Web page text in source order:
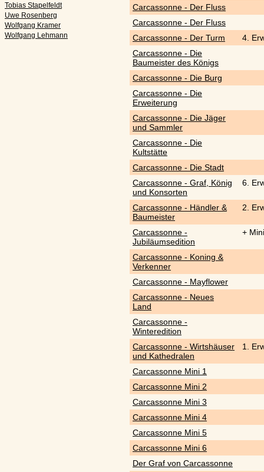
Tobias Stapelfeldt
Uwe Rosenberg
Wolfgang Kramer
Wolfgang Lehmann
Carcassonne - Der Fluss
Carcassonne - Der Fluss
Carcassonne - Der Turm
4.
Carcassonne - Die
Baumeister des Königs
Carcassonne - Die Burg
Carcassonne - Die
Erweiterung
Carcassonne - Die Jäger
und Sammler
Carcassonne - Die
Kultstätte
Carcassonne - Die Stadt
Carcassonne - Graf, König
und Konsorten
6.
Carcassonne - Händler &
Baumeister
2.
Carcassonne -
Jubiläumsedition
+
Carcassonne - Koning &
Verkenner
Carcassonne - Mayflower
Carcassonne - Neues
Land
Carcassonne -
Winteredition
Carcassonne - Wirtshäuser
und Kathedralen
1.
Carcassonne Mini 1
Carcassonne Mini 2
Carcassonne Mini 3
Carcassonne Mini 4
Carcassonne Mini 5
Carcassonne Mini 6
Der Graf von Carcassonne